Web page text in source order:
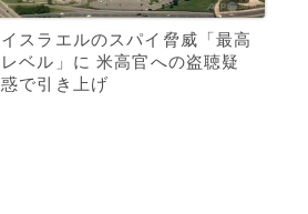
イスラエルのスパイ脅威「最高
レベル」に 米高官への盗聴疑
惑で引き上げ